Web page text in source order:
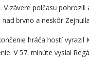
závere polčasu
brvno a neskôr
hráča hostí vyrazil
V 57. minúte vyslal